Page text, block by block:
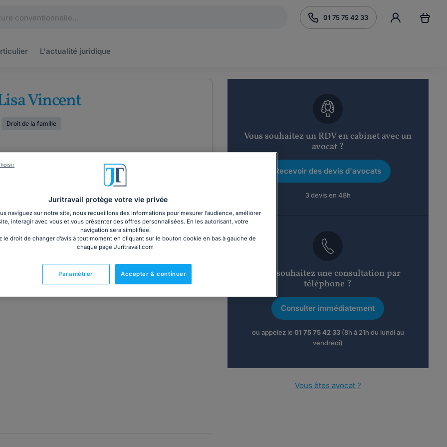
01 75 75 42 33
L'actualité juridique
Vincent
Droit de la famille
COORDONNÉES
Paris II-Panthéon Assas, j'exerce exclusivement en droit
Vous souhaitez un RDV en cabinet avec un
avocat ?
Recevoir des devis d'avocats
3 devis en 48h
Vous souhaitez une consultation par
téléphone ?
Consulter immédiatement
ou appelez le 01 75 75 42 33(8h à 21h du lundi au
vendredi)
Vous êtes avocat ?
Juritravail protège votre vie privée
naviguez sur notre site, nous recueillons des informations pour mesurer l’audience, améliorer
interagir avec vous et vous présenter des offres personnalisées. En les autorisant, votre
navigation sera simplifiée.
le droit de changer d’avis à tout moment en cliquant sur le bouton cookie en bas à gauche de
chaque page Juritravail.com
Accepter & continuer
Paramétrer